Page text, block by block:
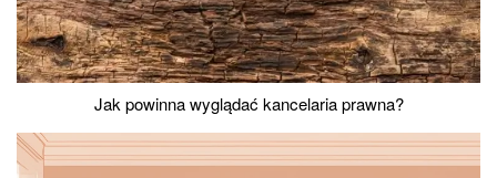
Jak powinna wyglądać kancelaria prawna?